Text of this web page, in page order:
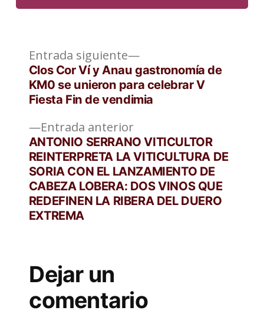
Navegación
de
entradas
Entrada anteriorEntrada
anterior:
ANTONIO SERRANO VITICULTOR
REINTERPRETA LA VITICULTURA DE
SORIA CON EL LANZAMIENTO DE
CABEZA LOBERA: DOS VINOS QUE
REDEFINEN LA RIBERA DEL DUERO
EXTREMA
Entrada siguiente
Entrada
siguiente:
Clos Cor Ví y Anau gastronomía de
KM0 se unieron para celebrar V
Fiesta Fin de vendimia
Dejar un
comentario